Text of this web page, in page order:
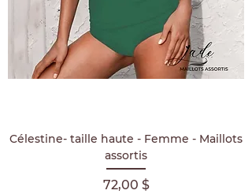
Célestine- taille haute - Femme - Maillots
assortis
Prix
72,00 $